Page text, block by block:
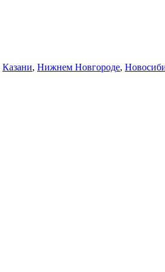
Казани, Нижнем Новгороде,